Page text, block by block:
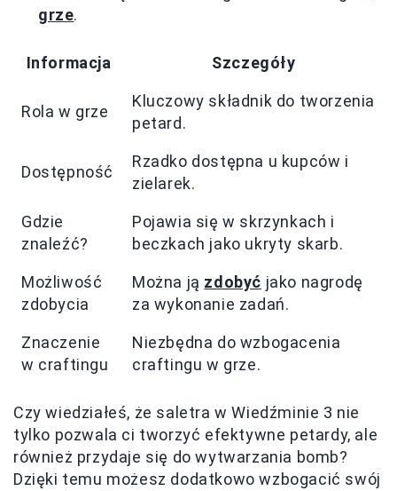
grze.
Informacja Szczegóły
Rola w grze
Kluczowy składnik do tworzenia
petard.
Dostępność
Rzadko dostępna u kupców i
zielarek.
Gdzie
znaleźć?
Pojawia się w skrzynkach i
beczkach jako ukryty skarb.
Możliwość
zdobycia
Można ją zdobyć jako nagrodę
za wykonanie zadań.
Znaczenie
w craftingu
Niezbędna do wzbogacenia
craftingu w grze.
Czy wiedziałeś, że saletra w Wiedźminie 3 nie
tylko pozwala ci tworzyć efektywne petardy, ale
również przydaje się do wytwarzania bomb?
Dzięki temu możesz dodatkowo wzbogacić swój